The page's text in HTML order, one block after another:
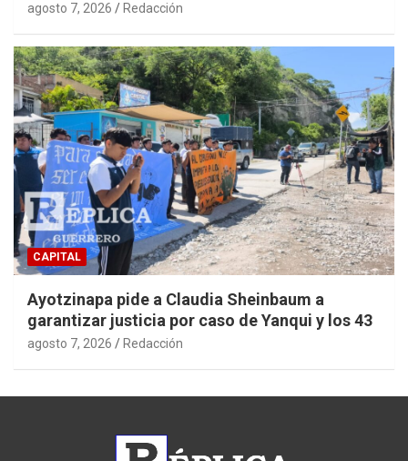
agosto 7, 2026 Redacción
CAPITAL
Ayotzinapa pide a Claudia Sheinbaum a
garantizar justicia por caso de Yanqui y los 43
agosto 7, 2026 Redacción